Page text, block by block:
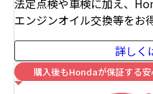
法定点検や車検に加え、
エンジンオイル交換等をお
詳しく
購入後もHondaが保証する安